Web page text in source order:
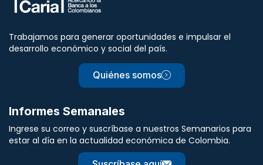
Trabajamos para generar oportunidades e impulsar el
desarrollo económico y social del país.
Quiénes somos
Informes Semanales
Ingrese su correo y suscríbase a nuestros Semanarios para
estar al día en la actualidad económica de Colombia.